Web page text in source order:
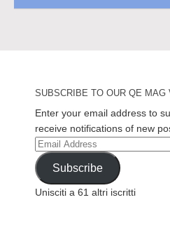
SUBSCRIBE TO OUR QE MAG
Enter your email address to
receive notifications of new
Email
Address
Subscribe
Unisciti a 61 altri iscritti